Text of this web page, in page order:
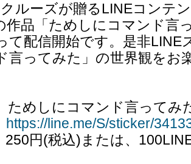
ルーズが贈るLINEコンテ
作品「ためしにコマンド言
て配信開始です。是非LINE
言ってみた」の世界観をお
ためしにコマンド言ってみ
https://line.me/S/sticker/
250円(税込)または、